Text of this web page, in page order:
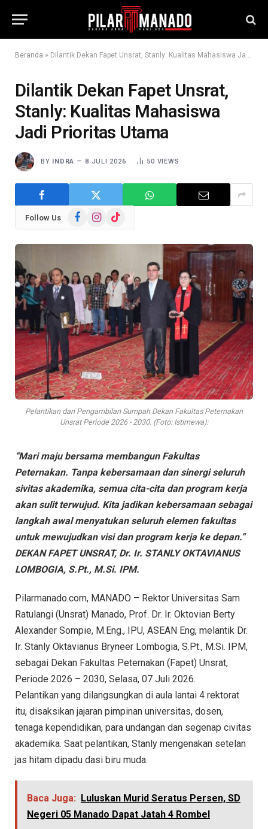
Beranda » Dilantik Dekan Fapet Unsrat, Stanly: Kualitas Mahasiswa Jadi Prioritas Utama
Dilantik Dekan Fapet Unsrat,
Stanly: Kualitas Mahasiswa
Jadi Prioritas Utama
BY INDRA 8 JULI 2026 50 VIEWS
Follow Us FacebookInstagram
TikTok
Pelantikan dan Pengambilan Sumpah Dekan Fakultas Peternakan
Unsrat Periode 2026 - 2030. (Foto: Istimewa):
“Mari maju bersama membangun Fakultas
Peternakan. Tanpa kebersamaan dan sinergi seluruh
sivitas akademika, semua cita-cita dan program kerja
akan sulit terwujud. Kita jadikan kebersamaan sebagai
langkah awal menyatukan seluruh elemen fakultas
untuk mewujudkan visi dan program kerja ke depan.”
DEKAN FAPET UNSRAT, Dr. Ir. STANLY OKTAVIANUS
LOMBOGIA, S.Pt., M.Si. IPM.
Pilarmanado.com, MANADO – Rektor Universitas Sam
Ratulangi (Unsrat) Manado, Prof. Dr. Ir. Oktovian Berty
Alexander Sompie, M.Eng., IPU, ASEAN Eng, melantik Dr.
Ir. Stanly Oktavianus Bryneer Lombogia, S.Pt., M.Si. IPM,
sebagai Dekan Fakultas Peternakan (Fapet) Unsrat,
Periode 2026 – 2030, Selasa, 07 Juli 2026.
Pelantikan yang dilangsungkan di aula lantai 4 rektorat
itu, disaksikan jajaran pimpinan universitas, dosen,
tenaga kependidikan, para undangan dan segenap civitas
akademika. Saat pelantikan, Stanly mengenakan setelan
jas hitam dipadu dasi biru muda.
Baca Juga: Luluskan Murid Seratus Persen, SD
Negeri 05 Manado Dapat Jatah 4 Rombel